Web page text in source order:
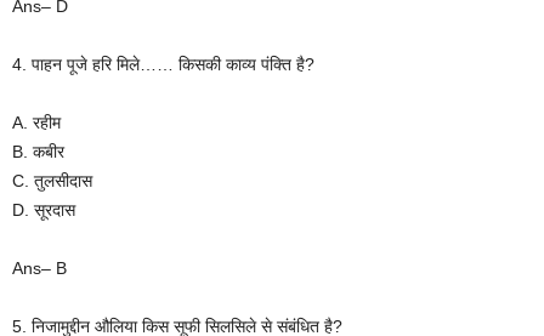
Ans– D
4. पाहन पूजे हरि मिले…… किसकी काव्य पंक्ति है?
A. रहीम
B. कबीर
C. तुलसीदास
D. सूरदास
Ans– B
5. निजामुद्दीन औलिया किस सूफी सिलसिले से संबंधित है?